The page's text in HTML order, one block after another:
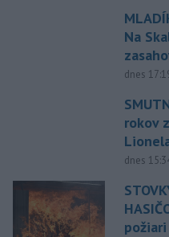
Na
dnes
rokov
dnes